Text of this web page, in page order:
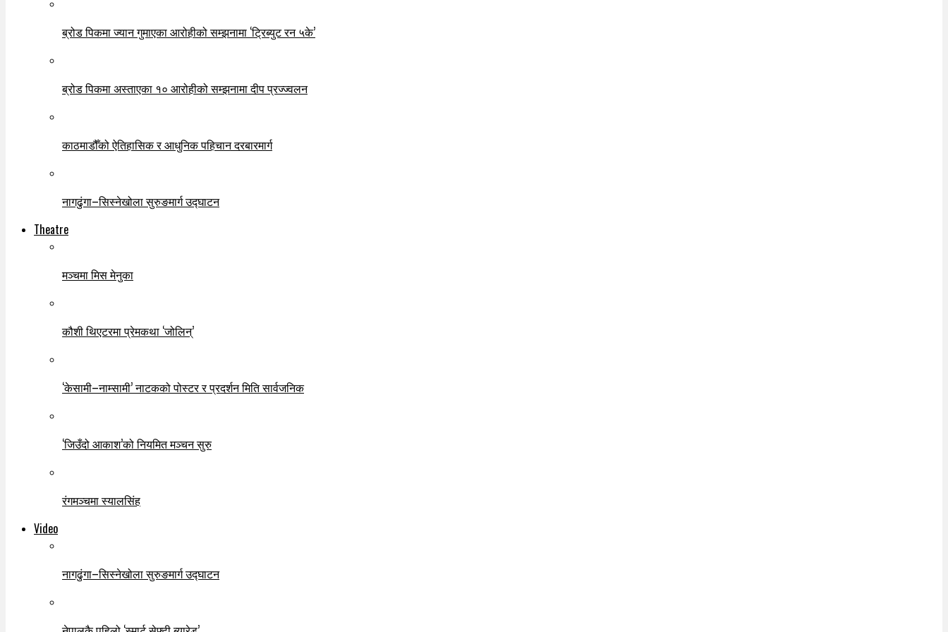
ब्रोड पिकमा ज्यान गुमाएका आरोहीको सम्झनामा ‘ट्रिब्युट रन ५के’
ब्रोड पिकमा अस्ताएका १० आरोहीको सम्झनामा दीप प्रज्ज्वलन
काठमाडौँको ऐतिहासिक र आधुनिक पहिचान दरबारमार्ग
नागढुंगा–सिस्नेखोला सुरुङमार्ग उद्घाटन
Theatre
मञ्चमा मिस मेनुका
कौशी थिएटरमा प्रेमकथा ‘जोलिन्’
‘केसामी–नाम्सामी’ नाटकको पोस्टर र प्रदर्शन मिति सार्वजनिक
‘जिउँदो आकाश’को नियमित मञ्चन सुरु
रंगमञ्चमा स्यालसिंह
Video
नागढुंगा–सिस्नेखोला सुरुङमार्ग उद्घाटन